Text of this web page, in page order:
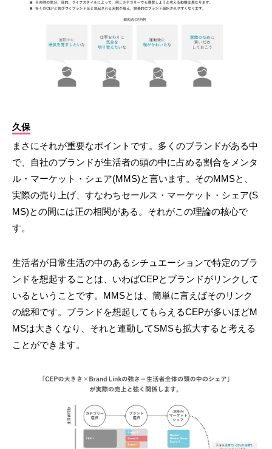
久保
まさにそれが重要なポイントです。多くのブランドがある中
で、自社のブランドが生活者の頭の中に占める割合をメンタ
ル・マーケット・シェア(MMS)と言います。そのMMSと、
実際の売り上げ、すなわちセールス・マーケット・シェア(S
MS)との間には正の相関がある。それがこの理論の核心で
す。
生活者が日常生活の中のあるシチュエーションで特定のブラ
ンドを想起することは、いわばCEPとブランドがリンクして
いるということです。MMSとは、簡単に言えばそのリンク
の総和です。ブランドを想起してもらえるCEPが多いほどM
MSは大きくなり、それと連動してSMSも拡大すると考える
ことができます。